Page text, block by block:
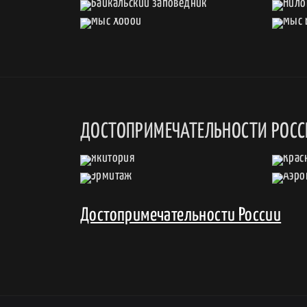
ДОСТОПРИМЕЧАТЕЛЬНОСТИ
Достопримечательности России